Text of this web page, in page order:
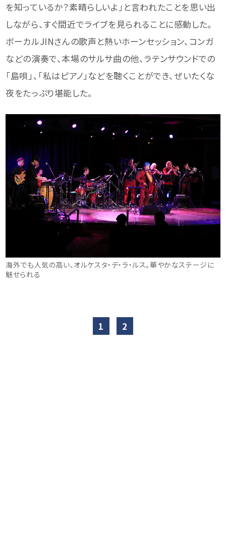
を知っているか？素晴らしいよ」と言われたことを思い出
しながら、すぐ間近でライブを見られることに感動した。
ボーカルJINさんの歌声と熱いホーンセッション、コンガ
などの演奏で、本場のサルサ曲の他、ラテンサウンドでの
「島唄」、「私はピアノ」などを聴くことができ、ぜいたくな
夜をたっぷり堪能した。
海外でも人気の高い、オルケスタ・デ・ラ・ルス。華やかなステージに
魅せられる
1 2